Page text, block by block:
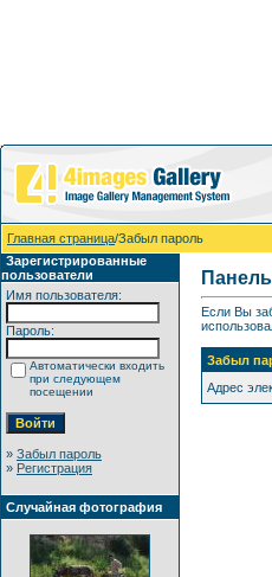
Главная страница/Забыл пароль
Зарегистрированные
пользователи
Имя пользователя:
Пароль:
Автоматически входить
при следующем
посещении
» Забыл пароль
» Регистрация
Случайная фотография
Если Вы
Забыл
Адрес